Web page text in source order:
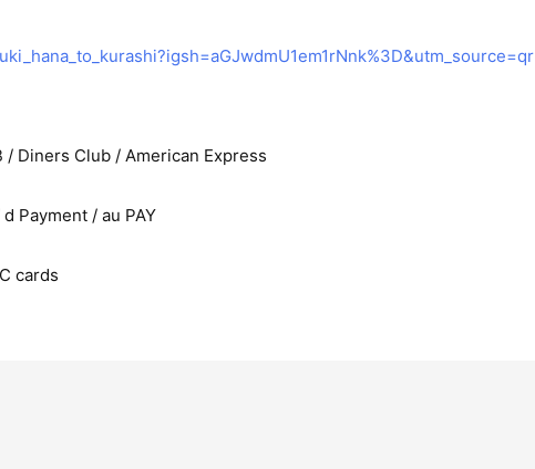
/ Diners Club / American Express
Payment / au PAY
cards